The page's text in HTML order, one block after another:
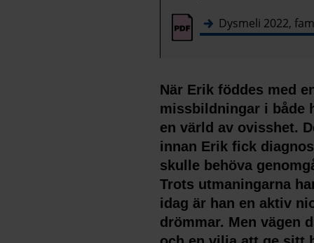
Dysmeli 2022,
När Erik föddes med
missbildningar i både
en värld av ovisshet.
innan Erik fick
skulle behöva
Trots utmaningarna
idag är han en aktiv
drömmar. Men vägen